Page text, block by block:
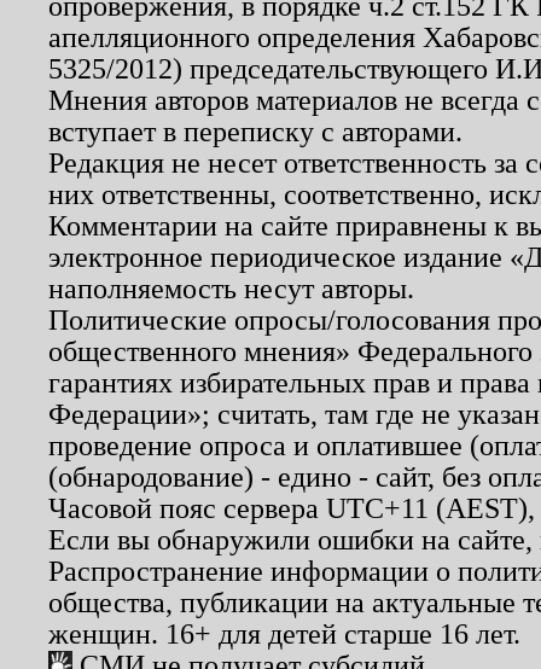
апелляционного определения
5325/2012) председательствующего
Мнения авторов материалов не
вступает в переписку с авторами.
Редакция не несет ответственность
них ответственны, соответственно,
Комментарии на сайте приравнены к
электронное периодическое издание
наполняемость несут авторы.
Политические опросы/голосования
общественного мнения»
гарантиях избирательных прав и
Федерации»; считать, там где не
проведение опроса и оплатившее
(обнародование) - едино - сайт, без
Часовой пояс сервера UTC+11
Если вы обнаружили ошибки на
Распространение информации о
общества, публикации на актуальные
женщин. 16+ для детей старше 16 лет.